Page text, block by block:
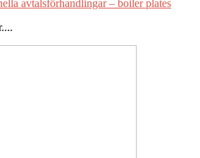
avtalsförhandlingar – boiler plates